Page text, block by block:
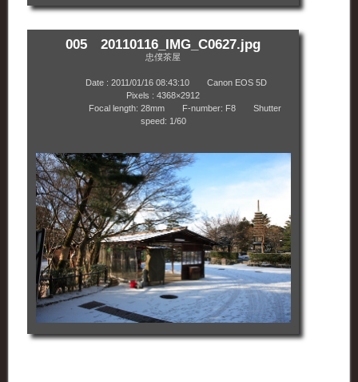
005 20110116_IMG_C0627.jpg
忠僕茶屋
Date : 2011/01/16 08:43:10 Canon EOS 5D
Pixels : 4368×2912
Focal length: 28mm F-number: F8 Shutter
speed: 1/60